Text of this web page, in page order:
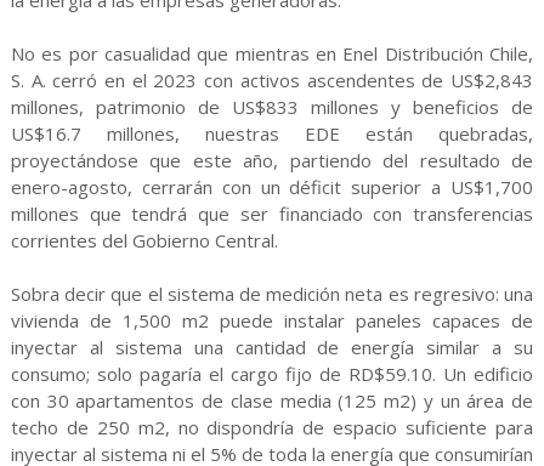
No es por casualidad que mientras en Enel Distribución Chile,
S. A. cerró en el 2023 con activos ascendentes de US$2,843
millones, patrimonio de US$833 millones y beneficios de
US$16.7 millones, nuestras EDE están quebradas,
proyectándose que este año, partiendo del resultado de
enero-agosto, cerrarán con un déficit superior a US$1,700
millones que tendrá que ser financiado con transferencias
corrientes del Gobierno Central.
Sobra decir que el sistema de medición neta es regresivo: una
vivienda de 1,500 m2 puede instalar paneles capaces de
inyectar al sistema una cantidad de energía similar a su
consumo; solo pagaría el cargo fijo de RD$59.10. Un edificio
con 30 apartamentos de clase media (125 m2) y un área de
techo de 250 m2, no dispondría de espacio suficiente para
inyectar al sistema ni el 5% de toda la energía que consumirían